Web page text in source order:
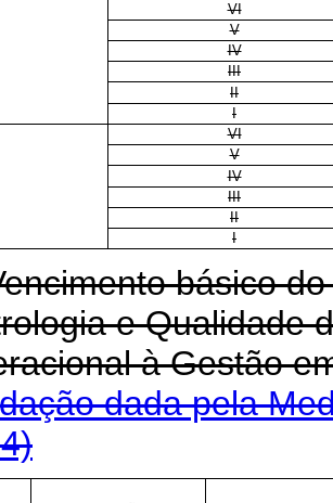
VI
V
IV
III
II
I
VI
V
IV
III
II
I
básico
e Qualidade
à Gestão
dada pela